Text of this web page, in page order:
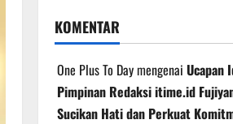
KOMENTAR
One Plus To Daymengenai Ucapan
Pimpinan Redaksi itime.id
Sucikan Hati dan Perkuat